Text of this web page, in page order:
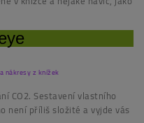
nákresy z knížek
CO2. Sestavení vlastního
není příliš složité a vyjde vás